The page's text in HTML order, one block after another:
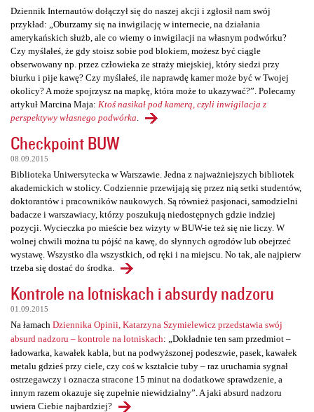
Dziennik Internautów dołączył się do naszej akcji i zgłosił nam swój
przykład: „Oburzamy się na inwigilację w internecie, na działania
amerykańskich służb, ale co wiemy o inwigilacji na własnym podwórku?
Czy myślałeś, że gdy stoisz sobie pod blokiem, możesz być ciągle
obserwowany np. przez człowieka ze straży miejskiej, który siedzi przy
biurku i pije kawę? Czy myślałeś, ile naprawdę kamer może być w Twojej
okolicy? A może spojrzysz na mapkę, która może to ukazywać?”. Polecamy
artykuł Marcina Maja: Ktoś nasikał pod kamerą, czyli inwigilacja z
perspektywy własnego podwórka
Checkpoint BUW
08.09.2015
Biblioteka Uniwersytecka w Warszawie. Jedna z najważniejszych bibliotek
akademickich w stolicy. Codziennie przewijają się przez nią setki studentów,
doktorantów i pracowników naukowych. Są również pasjonaci, samodzielni
badacze i warszawiacy, którzy poszukują niedostępnych gdzie indziej
pozycji. Wycieczka po mieście bez wizyty w BUW-ie też się nie liczy. W
wolnej chwili można tu pójść na kawę, do słynnych ogrodów lub obejrzeć
wystawę. Wszystko dla wszystkich, od ręki i na miejscu. No tak, ale najpierw
trzeba się dostać do środka.
Kontrole na lotniskach i absurdy nadzoru
01.09.2015
Na łamach Dziennika Opinii, Katarzyna Szymielewicz przedstawia swój
absurd nadzoru – kontrole na lotniskach: „Dokładnie ten sam przedmiot –
ładowarka, kawałek kabla, but na podwyższonej podeszwie, pasek, kawałek
metalu gdzieś przy ciele, czy coś w kształcie tuby – raz uruchamia sygnał
ostrzegawczy i oznacza stracone 15 minut na dodatkowe sprawdzenie, a
innym razem okazuje się zupełnie niewidzialny”. A jaki absurd nadzoru
uwiera Ciebie najbardziej?